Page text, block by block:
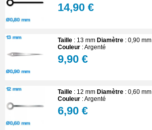
14,90 €
Taille : 13 mm Diamètre : 0,90 mm
Couleur : Argenté
9,90 €
Taille : 12 mm Diamètre : 0,60 mm
Couleur : Argenté
6,90 €